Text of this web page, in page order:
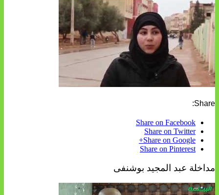
Share:
Share on Facebook
Share on Twitter
Share on Google+
Share on Pinterest
مداخلة عبد المجيد بوشنفى